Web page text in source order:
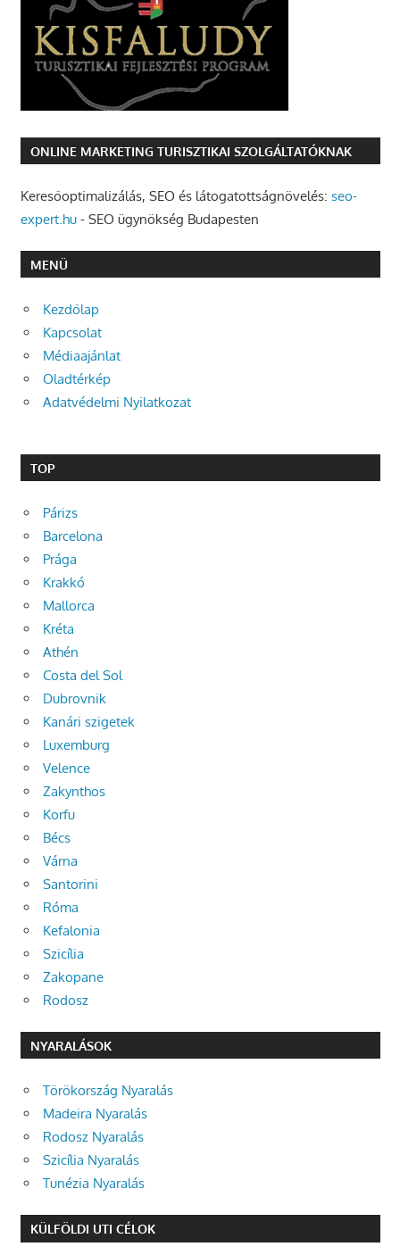
ONLINE MARKETING TURISZTIKAI SZOLGÁLTATÓKNAK
Keresőoptimalizálás, SEO és látogatottságnövelés: seo-
expert.hu- SEO ügynökség Budapesten
MENÜ
Kezdőlap
Kapcsolat
Médiaajánlat
Oladtérkép
Adatvédelmi Nyilatkozat
TOP
Párizs
Barcelona
Prága
Krakkó
Mallorca
Kréta
Athén
Costa del Sol
Dubrovnik
Kanári szigetek
Luxemburg
Velence
Zakynthos
Korfu
Bécs
Várna
Santorini
Róma
Kefalonia
Szicília
Zakopane
Rodosz
NYARALÁSOK
Törökország Nyaralás
Madeira Nyaralás
Rodosz Nyaralás
Szicília Nyaralás
Tunézia Nyaralás
KÜLFÖLDI UTI CÉLOK